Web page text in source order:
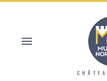
Aller
Panneau de gestion des